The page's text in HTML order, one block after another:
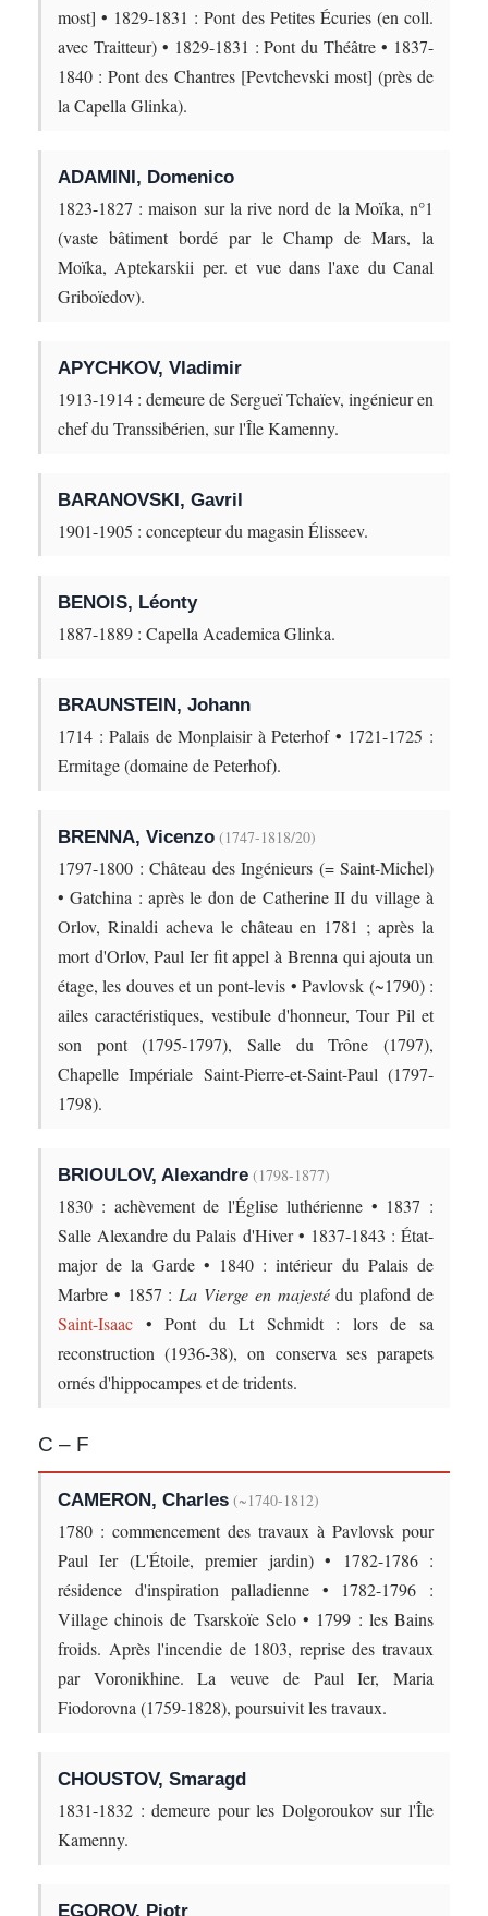
most] • 1829-1831 : Pont des Petites Écuries (en coll.
avec Traitteur) • 1829-1831 : Pont du Théâtre • 1837-
1840 : Pont des Chantres [Pevtchevski most] (près de
la Capella Glinka).
ADAMINI, Domenico
1823-1827 : maison sur la rive nord de la Moïka, n°1
(vaste bâtiment bordé par le Champ de Mars, la
Moïka, Aptekarskii per. et vue dans l'axe du Canal
Griboïedov).
APYCHKOV, Vladimir
1913-1914 : demeure de Sergueï Tchaïev, ingénieur en
chef du Transsibérien, sur l'Île Kamenny.
BARANOVSKI, Gavril
1901-1905 : concepteur du magasin Élisseev.
BENOIS, Léonty
1887-1889 : Capella Academica Glinka.
BRAUNSTEIN, Johann
1714 : Palais de Monplaisir à Peterhof • 1721-1725 :
Ermitage (domaine de Peterhof).
BRENNA, Vicenzo (1747-1818/20)
1797-1800 : Château des Ingénieurs (= Saint-Michel)
• Gatchina : après le don de Catherine II du village à
Orlov, Rinaldi acheva le château en 1781 ; après la
mort d'Orlov, Paul Ier fit appel à Brenna qui ajouta un
étage, les douves et un pont-levis • Pavlovsk (~1790) :
ailes caractéristiques, vestibule d'honneur, Tour Pil et
son pont (1795-1797), Salle du Trône (1797),
Chapelle Impériale Saint-Pierre-et-Saint-Paul (1797-
1798).
BRIOULOV, Alexandre (1798-1877)
1830 : achèvement de l'Église luthérienne • 1837 :
Salle Alexandre du Palais d'Hiver • 1837-1843 : État-
major de la Garde • 1840 : intérieur du Palais de
Marbre • 1857 : La Vierge en majestédu plafond de
Saint-Isaac • Pont du Lt Schmidt : lors de sa
reconstruction (1936-38), on conserva ses parapets
ornés d'hippocampes et de tridents.
C – F
CAMERON, Charles (~1740-1812)
1780 : commencement des travaux à Pavlovsk pour
Paul Ier (L'Étoile, premier jardin) • 1782-1786 :
résidence d'inspiration palladienne • 1782-1796 :
Village chinois de Tsarskoïe Selo • 1799 : les Bains
froids. Après l'incendie de 1803, reprise des travaux
par Voronikhine. La veuve de Paul Ier, Maria
Fiodorovna (1759-1828), poursuivit les travaux.
CHOUSTOV, Smaragd
1831-1832 : demeure pour les Dolgoroukov sur l'Île
Kamenny.
EGOROV, Piotr